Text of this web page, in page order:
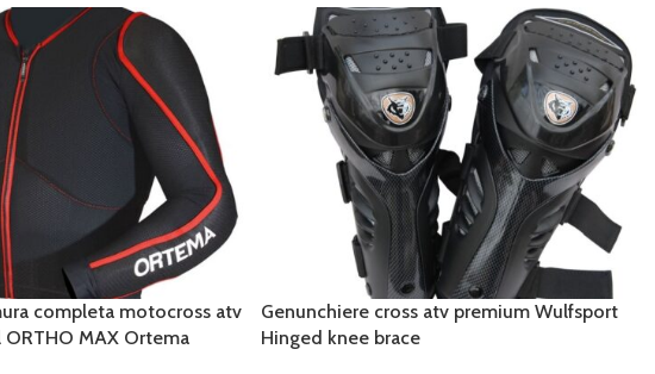
completa motocross atv
MAX Ortema
Genunchiere cross atv premium Wulfsport
Hinged knee brace